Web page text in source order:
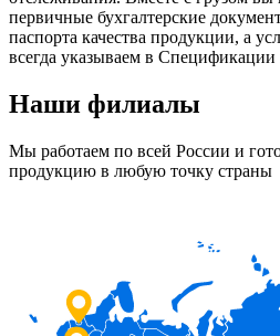
первичные бухгалтерские
паспорта качества продукции, а
всегда указываем в Спецификации
Наши филиалы
Мы работаем по всей России и
продукцию в любую точку страны